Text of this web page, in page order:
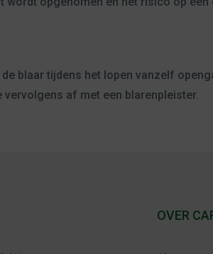
blaar tijdens het lopen vanzelf
vervolgens af met een blarenpleister.
OVER